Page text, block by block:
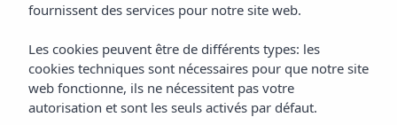
fournissent des services pour notre site web.
Les cookies peuvent être de différents types: les
cookies techniques sont nécessaires pour que notre site
web fonctionne, ils ne nécessitent pas votre
autorisation et sont les seuls activés par défaut.